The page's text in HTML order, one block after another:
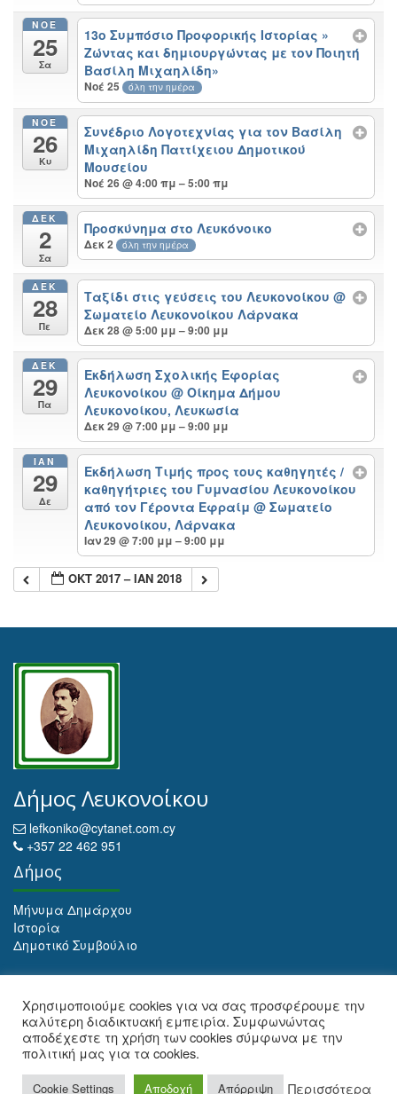
ΝΟΈ
25
Σα
13ο Συμπόσιο Προφορικής Ιστορίας »
Ζώντας και δημιουργώντας με τον Ποιητή
Βασίλη Μιχαηλίδη»
Νοέ 25 όλη την ημέρα
ΝΟΈ
26
Κυ
Συνέδριο Λογοτεχνίας για τον Βασίλη
Μιχαηλίδη Παττίχειου Δημοτικού
Μουσείου
Νοέ 26 @ 4:00 πμ – 5:00 πμ
ΔΕΚ
2
Σα
Προσκύνημα στο Λευκόνοικο
Δεκ 2 όλη την ημέρα
ΔΕΚ
28
Πε
Ταξίδι στις γεύσεις του Λευκονοίκου@
Σωματείο Λευκονοίκου Λάρνακα
Δεκ 28 @ 5:00 μμ – 9:00 μμ
ΔΕΚ
29
Πα
Εκδήλωση Σχολικής Εφορίας
Λευκονοίκου@ Οίκημα Δήμου
Λευκονοίκου, Λευκωσία
Δεκ 29 @ 7:00 μμ – 9:00 μμ
ΙΑΝ
29
Δε
Εκδήλωση Τιμής προς τους καθηγητές /
καθηγήτριες του Γυμνασίου Λευκονοίκου
από τον Γέροντα Εφραίμ@ Σωματείο
Λευκονοίκου, Λάρνακα
Ιαν 29 @ 7:00 μμ – 9:00 μμ
ΟΚΤ 2017 – ΙΑΝ 2018
Δήμος Λευκονοίκου
lefkoniko@cytanet.com.cy
+357 22 462 951
Δήμος
Μήνυμα Δημάρχου
Ιστορία
Δημοτικό Συμβούλιο
Αρχειοθέτηση
Web Design and Development by Maria Ioulianou
Χρησιμοποιούμε cookies για να σας προσφέρουμε την
καλύτερη διαδικτυακή εμπειρία. Συμφωνώντας
αποδέχεστε τη χρήση των cookies σύμφωνα με την
πολιτική μας για τα cookies.
Cookie Settings Αποδοχή Απόρριψη Περισσότερα